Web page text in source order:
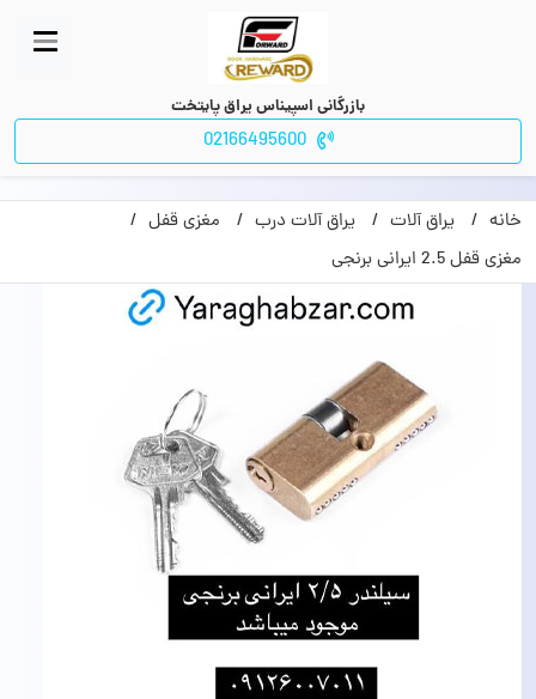
بازرگانی اسپیناس یراق پایتخت
02166495600
خانه یراق آلات یراق آلات درب
مغزی قفل
مغزی قفل 2.5 ایرانی برنجی